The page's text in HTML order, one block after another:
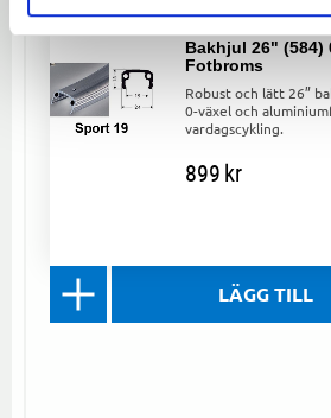
Bakhjul 26" (584)
Fotbroms
Robust och lätt 26”
0-växel och
vardagscykling.
899kr